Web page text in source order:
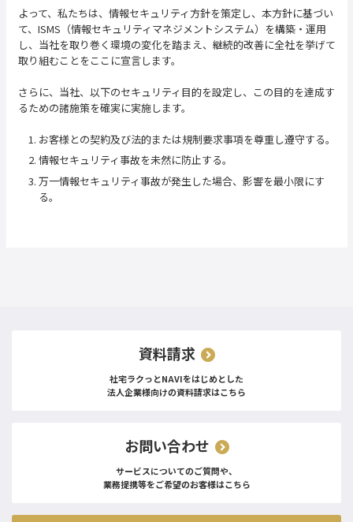
よって、私たちは、情報セキュリティ方針を策定し、本方針に基づい
て、ISMS（情報セキュリティマネジメントシステム）を構築・運用
し、当社を取り巻く環境の変化を踏まえ、継続的改善に全社を挙げて
取り組むことをここに宣言します。
さらに、当社、以下のセキュリティ目的を設定し、この目的を達成す
るための諸施策を確実に実施します。
1. お客様との契約及び法的または規制要求事項を尊重し遵守する。
2. 情報セキュリティ事故を未然に防止する。
3. 万一情報セキュリティ事故が発生した場合、影響を最小限にす
る。
資料請求
社宅ラクっとNAVIをはじめとした
法人企業様向けの資料請求はこちら
お問い合わせ
サービスについてのご質問や、
業務提携等をご希望のお客様はこちら